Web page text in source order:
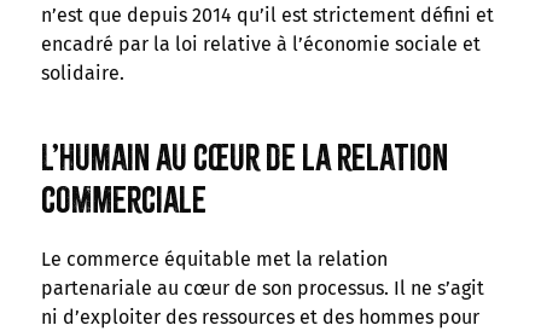
n’est que depuis 2014 qu’il est strictement défini et
encadré par la loi relative à l’économie sociale et
solidaire.
L’humain au cœur de la relation
commerciale
Le commerce équitable met la relation
partenariale au cœur de son processus. Il ne s’agit
ni d’exploiter des ressources et des hommes pour